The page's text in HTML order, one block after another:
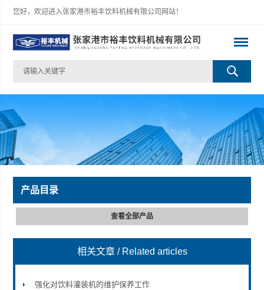
您好，欢迎进入张家港市裕丰饮料机械有限公司网站！
产品目录
查看全部产品
相关文章 / Related articles
强化对饮料灌装机的维护保养工作